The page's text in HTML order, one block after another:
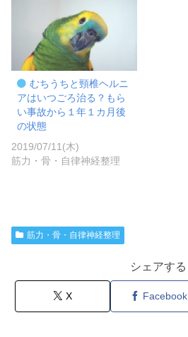
むちうちと頸椎ヘルニ
アはいつごろ治る？もら
い事故から１年１カ月後
の状態
2019/07/11(木)
筋力・骨・自律神経整理
筋力・骨・自律神経整理
シェアする
X Facebook